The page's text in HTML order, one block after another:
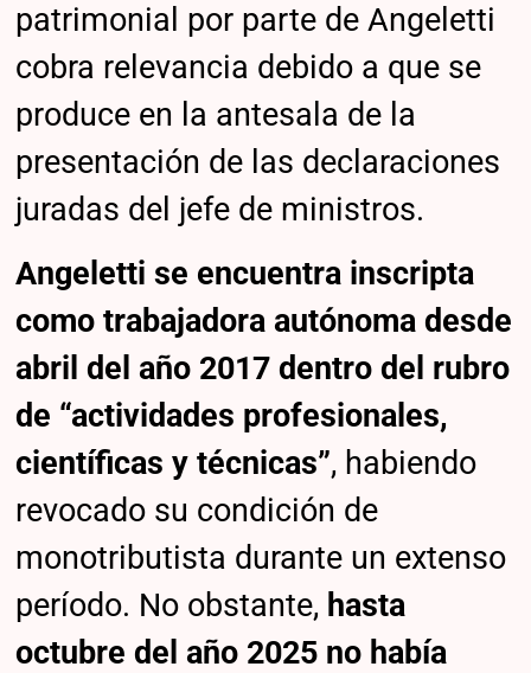
patrimonial por parte de Angeletti
cobra relevancia debido a que se
produce en la antesala de la
presentación de las declaraciones
juradas del jefe de ministros.
Angeletti se encuentra inscripta
como trabajadora autónoma desde
abril del año 2017 dentro del rubro
de “actividades profesionales,
científicas y técnicas”, habiendo
revocado su condición de
monotributista durante un extenso
período. No obstante, hasta
octubre del año 2025 no había